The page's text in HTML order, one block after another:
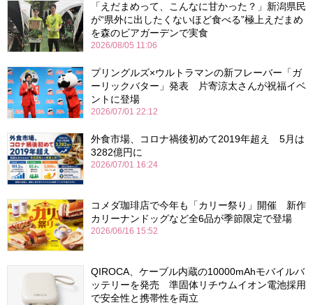
「えだまめって、こんなに甘かった？」新潟県民
が“県外に出したくないほど食べる”極上えだまめ
を森のビアガーデンで実食
2026/08/05 11:06
プリングルズ×ウルトラマンの新フレーバー「ガ
ーリックバター」発表 片寄涼太さんが祝福イベ
ントに登場
2026/07/01 22:12
外食市場、コロナ禍後初めて2019年超え 5月は
3282億円に
2026/07/01 16:24
コメダ珈琲店で今年も「カリー祭り」開催 新作
カリーナンドッグなど全6品が季節限定で登場
2026/06/16 15:52
QIROCA、ケーブル内蔵の10000mAhモバイルバ
ッテリーを発売 準固体リチウムイオン電池採用
で安全性と携帯性を両立